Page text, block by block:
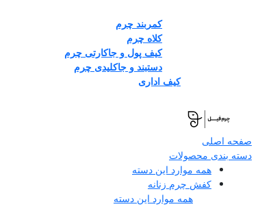
کمربند چرم
کلاه چرم
کیف پول و جاکارتی چرم
دستبند و جاکلیدی چرم
کیف اداری
صفحه اصلی
دسته بندی محصولات
همه موارد این دسته
کفش چرم زنانه
همه موارد این دسته